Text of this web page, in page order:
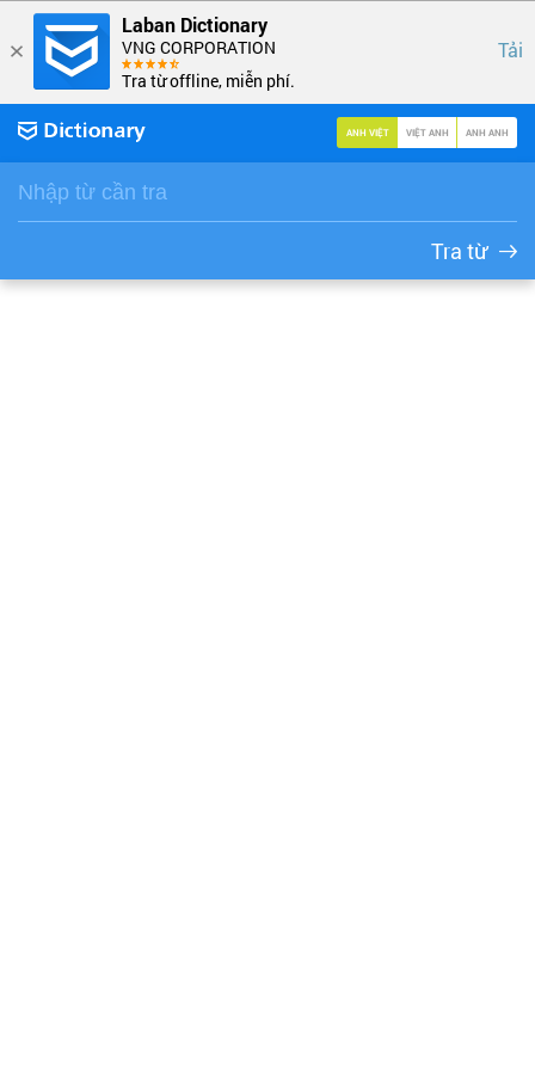
Laban Dictionary
VNG CORPORATION
Tra từ offline, miễn phí.
Tải
ANH VIỆT VIỆT ANH ANH ANH
Tra từ